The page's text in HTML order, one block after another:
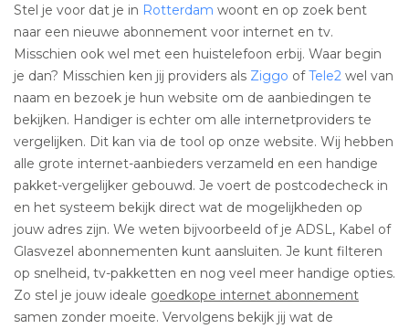
Stel je voor dat je in Rotterdam woont en op zoek bent
naar een nieuwe abonnement voor internet en tv.
Misschien ook wel met een huistelefoon erbij. Waar begin
je dan? Misschien ken jij providers als Ziggo ofTele2 wel van
naam en bezoek je hun website om de aanbiedingen te
bekijken. Handiger is echter om alle internetproviders te
vergelijken. Dit kan via de tool op onze website. Wij hebben
alle grote internet-aanbieders verzameld en een handige
pakket-vergelijker gebouwd. Je voert de postcodecheck in
en het systeem bekijk direct wat de mogelijkheden op
jouw adres zijn. We weten bijvoorbeeld of je ADSL, Kabel of
Glasvezel abonnementen kunt aansluiten. Je kunt filteren
op snelheid, tv-pakketten en nog veel meer handige opties.
Zo stel je jouw ideale goedkope internet abonnement
samen zonder moeite. Vervolgens bekijk jij wat de